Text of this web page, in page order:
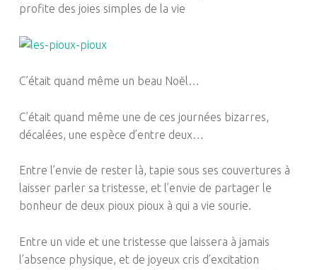
profite des joies simples de la vie
C’était quand même un beau Noël…
C’était quand même une de ces journées bizarres,
décalées, une espèce d’entre deux…
Entre l’envie de rester là, tapie sous ses couvertures à
laisser parler sa tristesse, et l’envie de partager le
bonheur de deux pioux pioux à qui a vie sourie.
Entre un vide et une tristesse que laissera à jamais
l’absence physique, et de joyeux cris d’excitation